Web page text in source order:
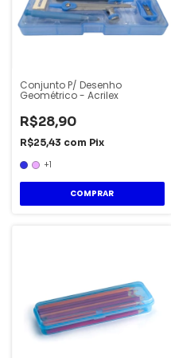
Conjunto P/ Desenho
Geométrico - Acrilex
R$28,90
R$25,43 com Pix
+1
COMPRAR